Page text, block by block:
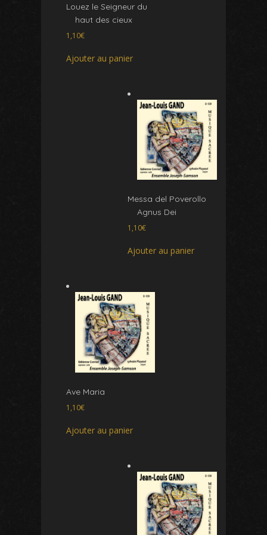
Louez le Seigneur du
haut des cieux
1,10€
Ajouter au panier
Messa del Poverollo
Agnus Dei
1,10€
Ajouter au panier
Ave Maria
1,10€
Ajouter au panier